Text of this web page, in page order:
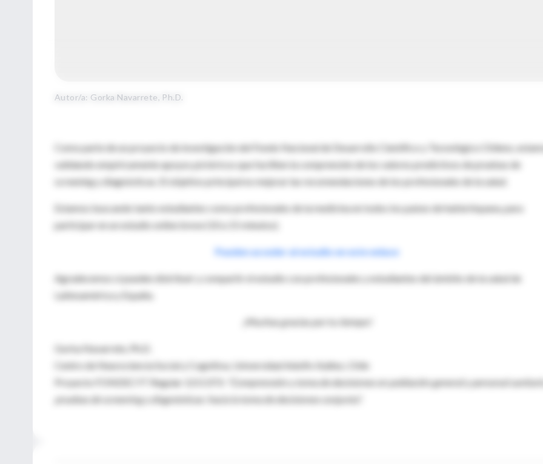
Autor/a: Gorka Navarrete, Ph.D.
Como parte de un proyecto de investigación del Fondo Nacional de Desarrollo Científico y Tecnológico Chileno,
validando empíricamente apoyos pictóricos que faciliten la comprensión de los valores predictivos de pruebas de
screening y diagnósticas. El objetivo principal es mejorar las recomendaciones de los profesionales de la salud.
Estamos buscando tanto estudiantes como profesionales de la medicina en todos los países de habla hispana, para
participar en un estudio online breve (10 a 15 minutos).
Pueden acceder al estudio en este enlace
Agradecemos si pueden distribuir y compartir el estudio con profesionales y estudiantes del ámbito de la salud de
Latinoamérica y España.
¡Muchas gracias por tu tiempo!
Gorka Navarrete, Ph.D.
Centro de Neurociencia Social y Cognitiva, Universidad Adolfo Ibáñez, Chile
Proyecto FONDECYT Regular 1211373:
"Comprensión y toma de decisiones en población general y personal
pruebas de screening y diagnósticas: hacia la toma de decisiones conjunta".